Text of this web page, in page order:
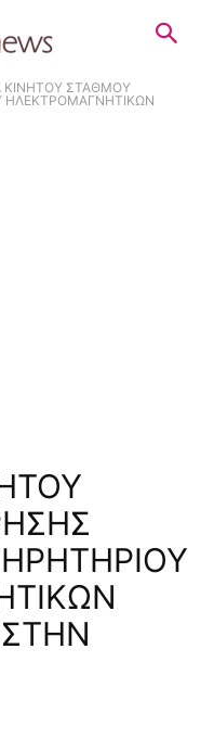
ΚΙΝΗΤΟΥ ΣΤΑΘΜΟΥ
ΗΛΕΚΤΡΟΜΑΓΝΗΤΙΚΩΝ